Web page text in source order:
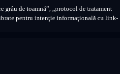
grâu de toamnă”, „protocol de tratament
pentru intenţie informaţională cu link-